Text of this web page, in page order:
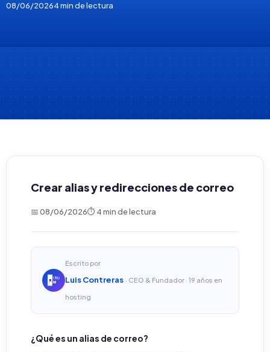
08/06/20264 min de lectura
Crear alias y redirecciones de correo
📅 08/06/2026⏱ 4 min de lectura
Escrito por
Luis Contreras · CEO & Fundador · 19 años en
hosting
¿Qué es un alias de correo?